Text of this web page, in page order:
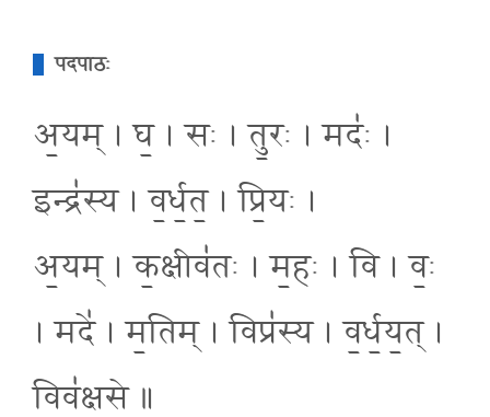
पदपाठः
अ॒यम् । घ॒ । सः । तु॒रः । मदः॑ ।
इन्द्र॑स्य । व॒र्ध॒त॒ । प्रि॒यः ।
अ॒यम् । क॒क्षीव॑तः । म॒हः । वि । वः॒
। मदे॑ । म॒तिम् । विप्र॑स्य । व॒र्ध॒य॒त् ।
विव॑क्षसे ॥